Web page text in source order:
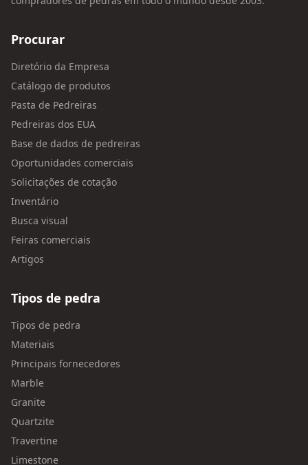
Procurar
Diretório da Empresa
Catálogo de produtos
Pasta de Pedreiras
Pedreiras dos EUA
Base de dados de pedreiras
Oportunidades comerciais
Solicitações de cotação
Inventário
Busca visual
Feiras comerciais
Artigos
Tipos de pedra
Tipos de pedra
Materiais
Principais fornecedores
Marble
Granite
Quartzite
Travertine
Limestone